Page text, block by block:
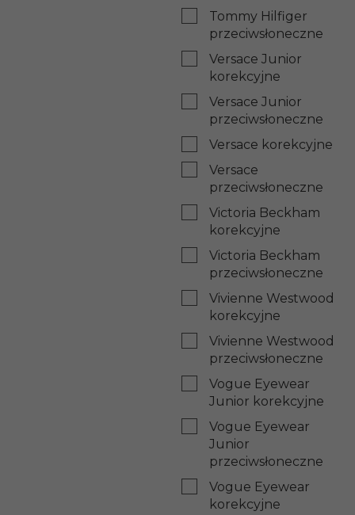
Tommy Hilfiger
przeciwsłoneczne
Versace Junior
korekcyjne
Versace Junior
przeciwsłoneczne
Versace korekcyjne
Versace
przeciwsłoneczne
Victoria Beckham
korekcyjne
Victoria Beckham
przeciwsłoneczne
Vivienne Westwood
korekcyjne
Vivienne Westwood
przeciwsłoneczne
Vogue Eyewear
Junior korekcyjne
Vogue Eyewear
Junior
przeciwsłoneczne
Vogue Eyewear
korekcyjne